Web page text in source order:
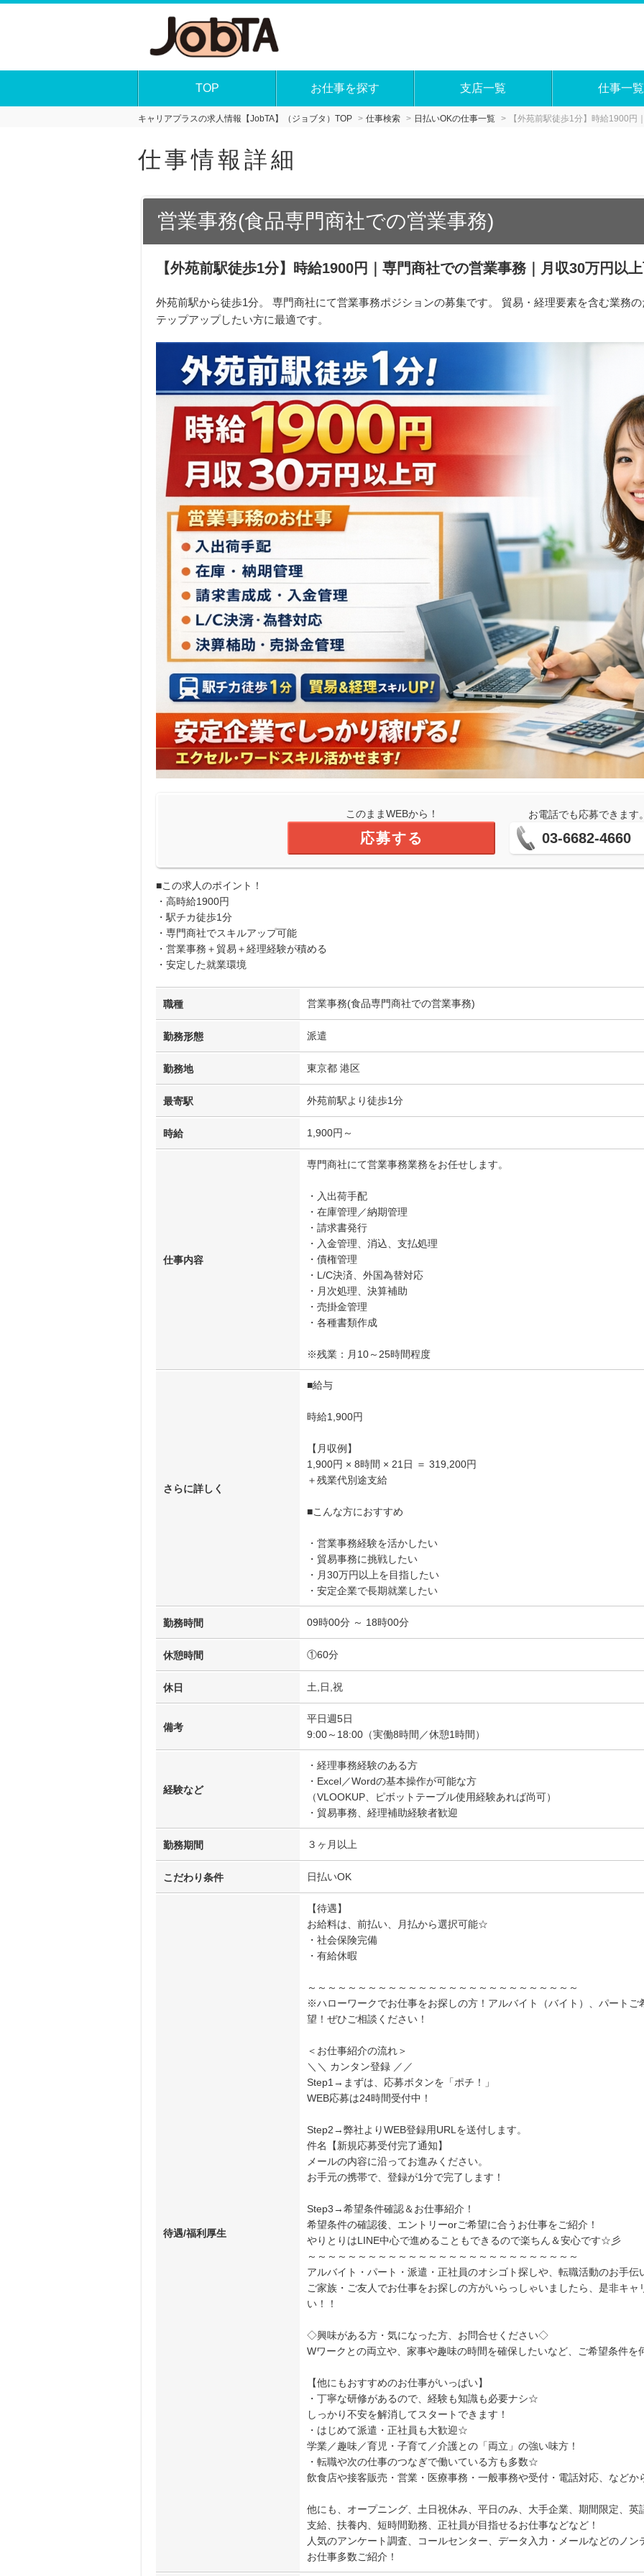
TOP お仕事を探す 支店一覧 仕事一覧
キャリアプラスの求人情報【JobTA】（ジョブタ）TOP 仕事検索 日払いOKの仕事一覧 【外苑前駅徒歩1分】時給1900
仕事情報詳細
営業事務(食品専門商社での営業事務)
【外苑前駅徒歩1分】時給1900円｜専門商社での営業事務｜月収30万円以
外苑前駅から徒歩1分。 専門商社にて営業事務ポジションの募集です。 貿易・経理要素を含む業務
テップアップしたい方に最適です。
このままWEBから！
応募する
お電話でも応募できます
03-6682-4660
■この求人のポイント！
・高時給1900円
・駅チカ徒歩1分
・専門商社でスキルアップ可能
・営業事務＋貿易＋経理経験が積める
・安定した就業環境
職種 営業事務(食品専門商社での営業事務)
勤務形態 派遣
勤務地 東京都 港区
最寄駅 外苑前駅より徒歩1分
時給 1,900円～
仕事内容
専門商社にて営業事務業務をお任せします。
・入出荷手配
・在庫管理／納期管理
・請求書発行
・入金管理、消込、支払処理
・債権管理
・L/C決済、外国為替対応
・月次処理、決算補助
・売掛金管理
・各種書類作成
※残業：月10～25時間程度
さらに詳しく
■給与
時給1,900円
【月収例】
1,900円 × 8時間 × 21日 ＝ 319,200円
＋残業代別途支給
■こんな方におすすめ
・営業事務経験を活かしたい
・貿易事務に挑戦したい
・月30万円以上を目指したい
・安定企業で長期就業したい
勤務時間 09時00分 ～ 18時00分
休憩時間 ①60分
休日 土,日,祝
備考
平日週5日
9:00～18:00（実働8時間／休憩1時間）
経験など
・経理事務経験のある方
・Excel／Wordの基本操作が可能な方
（VLOOKUP、ピボットテーブル使用経験あれば尚可）
・貿易事務、経理補助経験者歓迎
勤務期間 ３ヶ月以上
こだわり条件 日払いOK
待遇/福利厚生
【待遇】
お給料は、前払い、月払から選択可能☆
・社会保険完備
・有給休暇
～～～～～～～～～～～～～～～～～～～～～～～～～～～
※ハローワークでお仕事をお探しの方！アルバイト（バイト）、パートご
望！ぜひご相談ください！
＜お仕事紹介の流れ＞
＼＼ カンタン登録 ／／
Step1→まずは、応募ボタンを「ポチ！」
WEB応募は24時間受付中！
Step2→弊社よりWEB登録用URLを送付します。
件名【新規応募受付完了通知】
メールの内容に沿ってお進みください。
お手元の携帯で、登録が1分で完了します！
Step3→希望条件確認＆お仕事紹介！
希望条件の確認後、エントリーorご希望に合うお仕事をご紹介！
やりとりはLINE中心で進めることもできるので楽ちん＆安心です☆彡
～～～～～～～～～～～～～～～～～～～～～～～～～～～
アルバイト・パート・派遣・正社員のオシゴト探しや、転職活動のお手
ご家族・ご友人でお仕事をお探しの方がいらっしゃいましたら、是非キ
い！！
◇興味がある方・気になった方、お問合せください◇
Wワークとの両立や、家事や趣味の時間を確保したいなど、ご希望条件を
【他にもおすすめのお仕事がいっぱい】
・丁寧な研修があるので、経験も知識も必要ナシ☆
しっかり不安を解消してスタートできます！
・はじめて派遣・正社員も大歓迎☆
学業／趣味／育児・子育て／介護との「両立」の強い味方！
・転職や次の仕事のつなぎで働いている方も多数☆
飲食店や接客販売・営業・医療事務・一般事務や受付・電話対応、などか
他にも、オープニング、土日祝休み、平日のみ、大手企業、期間限定、
支給、扶養内、短時間勤務、正社員が目指せるお仕事などなど！
人気のアンケート調査、コールセンター、データ入力・メールなどのノ
お仕事多数ご紹介！